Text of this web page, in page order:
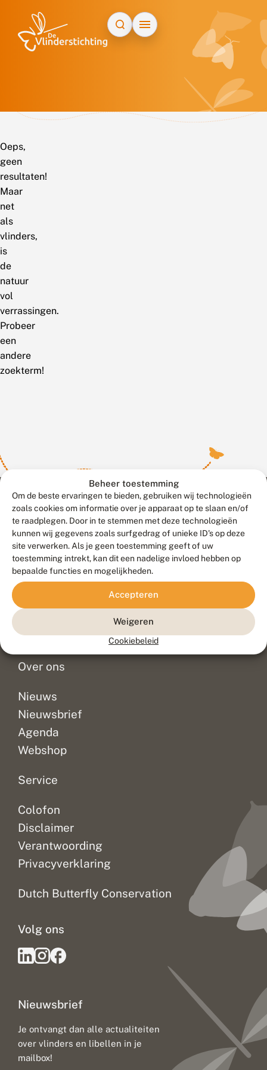
Beheer toestemming
Om de beste ervaringen te bieden, gebruiken wij technologieën
zoals cookies om informatie over je apparaat op te slaan en/of
te raadplegen. Door in te stemmen met deze technologieën
kunnen wij gegevens zoals surfgedrag of unieke ID's op deze
site verwerken. Als je geen toestemming geeft of uw
toestemming intrekt, kan dit een nadelige invloed hebben op
bepaalde functies en mogelijkheden.
Accepteren
Weigeren
Cookiebeleid
Oeps,
geen
resultaten!
Maar
net
als
vlinders,
is
de
natuur
vol
verrassingen.
Probeer
een
andere
zoekterm!
Contact
Veelgestelde vragen
Doneer
Over ons
Nieuws
Nieuwsbrief
Agenda
Webshop
Service
Colofon
Disclaimer
Verantwoording
Privacyverklaring
Dutch Butterfly Conservation
Nieuwsbrief
Je ontvangt dan alle actualiteiten
over vlinders en libellen in je
mailbox!
Volg ons
Meld waarnemingen© 2026 Vlinderstichting
Duurzaam ontwikkeld door
Go2People
, ontworpen door
Blue Field Agency
Privacy
Disclaimer
Sitemap